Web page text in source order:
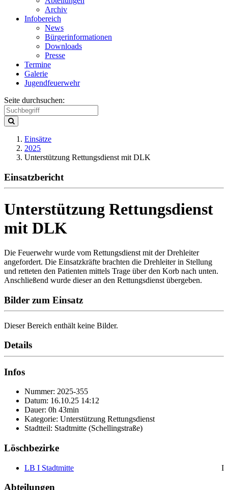
Archiv
Infobereich
News
Bürgerinformationen
Downloads
Presse
Termine
Galerie
Jugendfeuerwehr
Seite durchsuchen:
Einsätze
2025
Unterstützung Rettungsdienst mit DLK
Einsatzbericht
Unterstützung Rettungsdienst
mit DLK
Die Feuerwehr wurde vom Rettungsdienst mit der Drehleiter
angefordert. Die Einsatzkräfte brachten die Drehleiter in Stellung
und retteten den Patienten mittels Trage über den Korb nach unten.
Anschließend wurde dieser an den Rettungsdienst übergeben.
Bilder zum Einsatz
Dieser Bereich enthält keine Bilder.
Details
Infos
Nummer: 2025-355
Datum: 16.10.25 14:12
Dauer: 0h 43min
Kategorie: Unterstützung Rettungsdienst
Stadtteil: Stadtmitte (Schellingstraße)
Löschbezirke
LB I Stadtmitte I
Abteilungen